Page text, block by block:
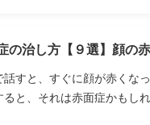
の治し方【９選】顔の
話すと、すぐに顔が赤くな
ると、それは赤面症かもし